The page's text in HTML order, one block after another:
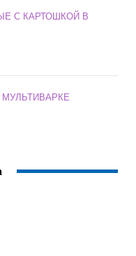
С КАРТОШКОЙ В